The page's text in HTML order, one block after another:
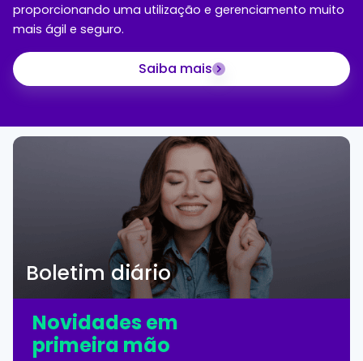
proporcionando uma utilização e gerenciamento muito
mais ágil e seguro.
Saiba mais
Novidades em
primeira mão
Boletim diário